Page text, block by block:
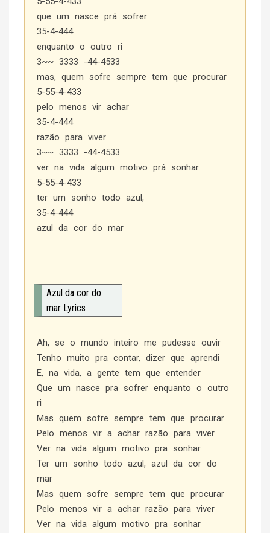
que um nasce prá sofrer
35-4-444
enquanto o outro ri
3~~ 3333 -44-4533
mas, quem sofre sempre tem que procurar
5-55-4-433
pelo menos vir achar
35-4-444
razão para viver
3~~ 3333 -44-4533
ver na vida algum motivo prá sonhar
5-55-4-433
ter um sonho todo azul,
35-4-444
azul da cor do mar
Azul da cor do
mar Lyrics
Ah, se o mundo inteiro me pudesse ouvir
Tenho muito pra contar, dizer que aprendi
E, na vida, a gente tem que entender
Que um nasce pra sofrer enquanto o outro
ri
Mas quem sofre sempre tem que procurar
Pelo menos vir a achar razão para viver
Ver na vida algum motivo pra sonhar
Ter um sonho todo azul, azul da cor do
mar
Mas quem sofre sempre tem que procurar
Pelo menos vir a achar razão para viver
Ver na vida algum motivo pra sonhar